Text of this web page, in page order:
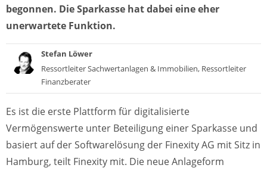
begonnen. Die Sparkasse hat dabei eine eher
unerwartete Funktion.
Stefan Löwer
Ressortleiter Sachwertanlagen & Immobilien, Ressortleiter
Finanzberater
Es ist die erste Plattform für digitalisierte
Vermögenswerte unter Beteiligung einer Sparkasse und
basiert auf der Softwarelösung der Finexity AG mit Sitz in
Hamburg, teilt Finexity mit. Die neue Anlageform